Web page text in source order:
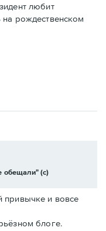
любит
рождественском
обещали" (с)
привычке и вовсе
блоге.